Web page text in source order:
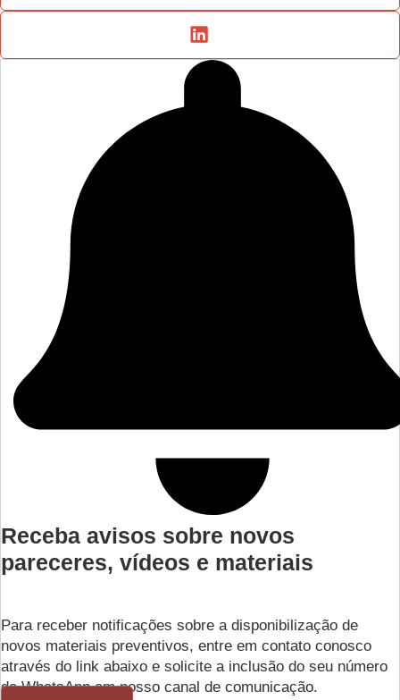
Receba avisos sobre novos
pareceres, vídeos e materiais
Para receber notificações sobre a disponibilização de
novos materiais preventivos, entre em contato conosco
através do link abaixo e solicite a inclusão do seu número
de WhatsApp em nosso canal de comunicação.